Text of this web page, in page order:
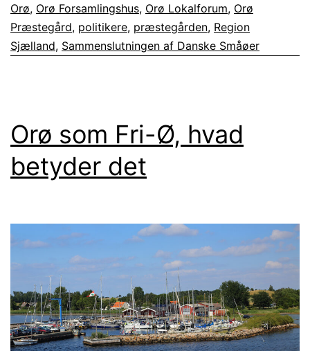
Orø, Orø Forsamlingshus, Orø Lokalforum, Orø
Præstegård, politikere, præstegården, Region
Sjælland, Sammenslutningen af Danske Småøer
Orø som Fri-Ø, hvad
betyder det